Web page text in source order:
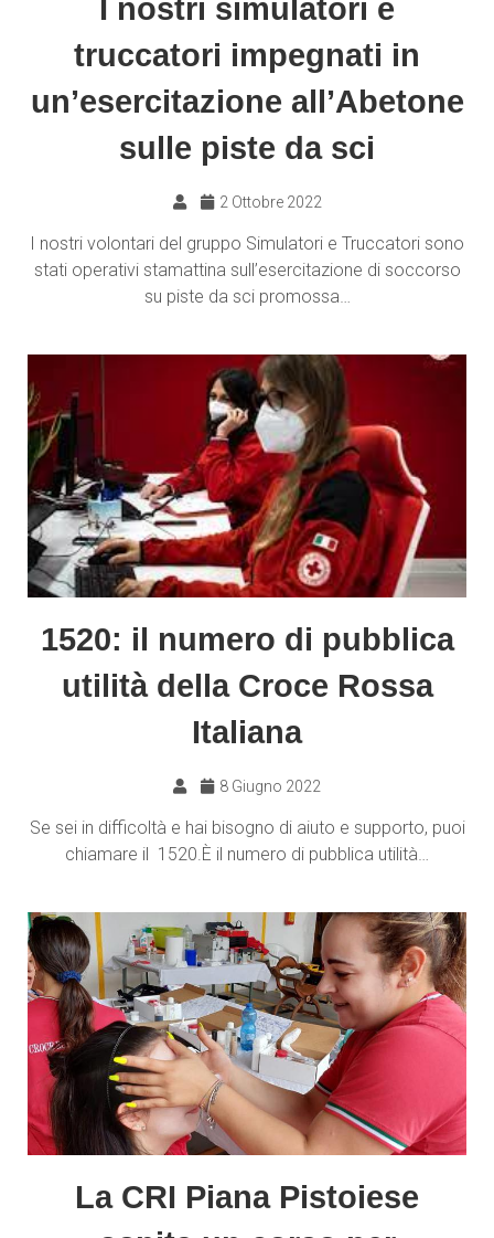
I nostri simulatori e
truccatori impegnati in
un’esercitazione all’Abetone
sulle piste da sci
2 Ottobre 2022
I nostri volontari del gruppo Simulatori e Truccatori sono
stati operativi stamattina sull’esercitazione di soccorso
su piste da sci promossa…
1520: il numero di pubblica
utilità della Croce Rossa
Italiana
8 Giugno 2022
Se sei in difficoltà e hai bisogno di aiuto e supporto, puoi
chiamare il 1520.È il numero di pubblica utilità…
La CRI Piana Pistoiese